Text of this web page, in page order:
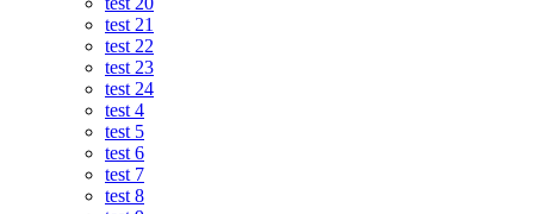
test 21
test 22
test 23
test 24
test 4
test 5
test 6
test 7
test 8